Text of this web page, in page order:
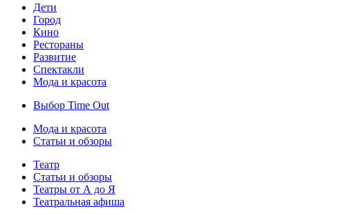
Дети
Город
Кино
Рестораны
Развитие
Спектакли
Мода и красота
Выбор Time Out
Мода и красота
Статьи и обзоры
Театр
Статьи и обзоры
Театры от А до Я
Театральная афиша